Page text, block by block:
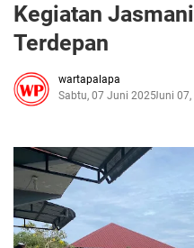
Kegiatan
Terdepan
wartapalapa
Sabtu, 07 Juni 2025Juni 07,